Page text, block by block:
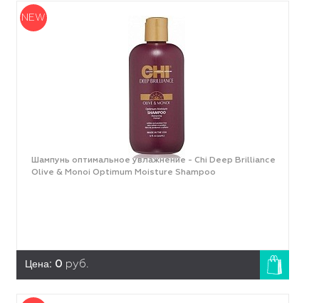
Шампунь оптимальное увлажнение - Chi Deep Brilliance
Olive & Monoi Optimum Moisture Shampoo
Цена: 0 руб.
NEW